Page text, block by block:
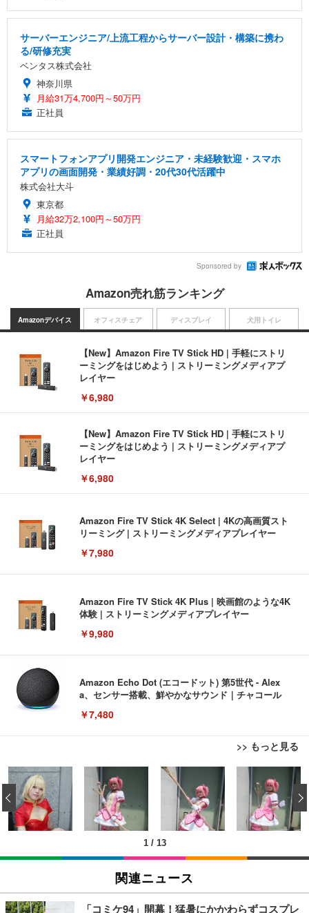
サーバーエンジニア/上流工程からサーバー設計・構築に携わ
る/研修充実
ベンタス株式会社
神奈川県
月給31万4,700円～50万円
正社員
スマートフォンアプリ開発エンジニア・未経験歓迎・スマホ
アプリの画面開発・業績好調・20代30代活躍中
株式会社大斗
東京都
月給32万2,100円～50万円
正社員
Sponsored by
Amazon売れ筋ランキング
Amazonデバイス
【New】Amazon Fire TV Stick HD | 手軽にストリ
ーミングをはじめよう | ストリーミングメディアプ
レイヤー
￥6,980
【New】Amazon Fire TV Stick HD | 手軽にストリ
ーミングをはじめよう | ストリーミングメディアプ
レイヤー
￥6,980
Amazon Fire TV Stick 4K Select | 4Kの高画質スト
リーミング | ストリーミングメディアプレイヤー
￥7,980
Amazon Fire TV Stick 4K Plus | 映画館のような4K
体験 | ストリーミングメディアプレイヤー
￥9,980
Amazon Echo Dot (エコードット) 第5世代 - Alex
a、センサー搭載、鮮やかなサウンド｜チャコール
￥7,480
>> もっと見る
オフィスチェア
[EdoErgo] オフィスチェア 椅子 テレワーク 疲れな
い 跳ね上げ式アームレスト コンパクト 約105度ロッ
キング pc 事務椅子 360度回転 座面昇降 強化ナイロ
ン樹脂ベース 通気性メッシュ 在宅ワーク H-WY01
(黒網+黒枠+黒足)
￥5,699
SIHOO B100 オフィスチェア／デスクチェア メッシ
ュチェア 人間工学 疲れない ブラック
￥27,999
ディスプレイ
EIZO ビジネス向けプレミアムモニター | FlexScan
EV3240X-WT | 31.5型4K UHD・USB Type-C・ホワ
￥105,595
EIZO ビジネス向けプレミアムモニター | FlexScan
犬用トイレ
Amazonベーシック ペットシーツ 薄型 レギュラー 1
回使い捨て 無香料 ホワイト 300枚
￥3,373
Amazonベーシック ペットシーツ 厚型 ワイド 42枚
x2袋(84枚) ホワイト(吸収面:ライトブルー)
￥3,234
1/ 13
‹
関連ニュース
「コミケ94」開幕！猛暑にかかわらずコスプレ